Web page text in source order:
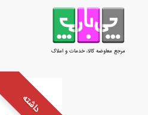
مرجع معاوضه کالا، خدمات و املاک
داشته